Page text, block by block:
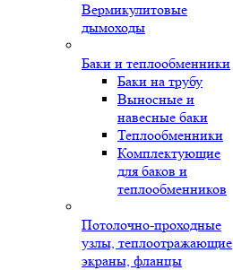
Вермикулитовые
дымоходы
Баки и теплообменники
Баки на трубу
Выносные и
навесные баки
Теплообменники
Комплектующие
для баков и
теплообменников
Потолочно-проходные
узлы, теплоотражающие
экраны, фланцы